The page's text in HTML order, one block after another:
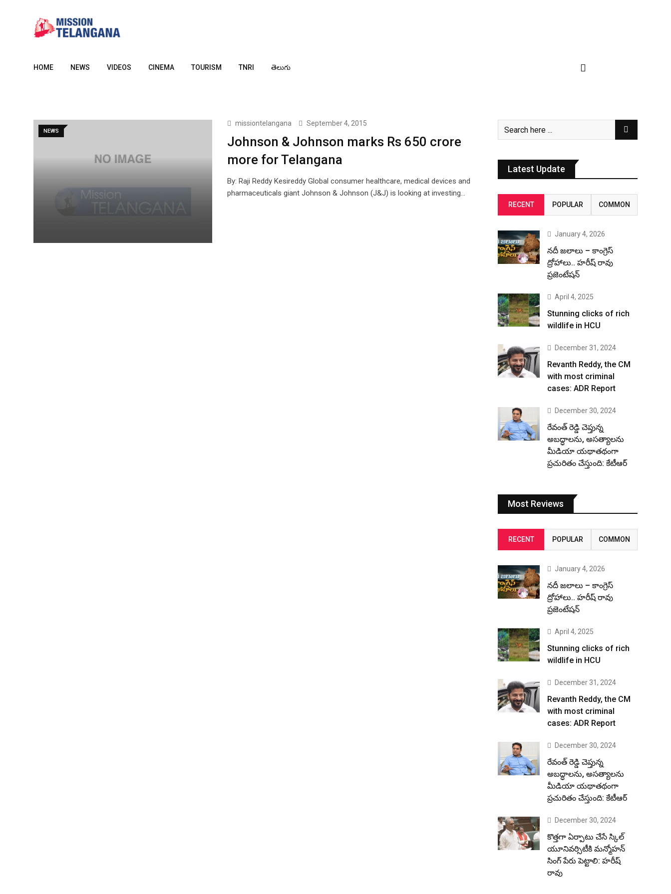
HOME NEWS VIDEOS CINEMA TOURISM TNRI తెలుగు
NEWS
missiontelangana September 4, 2015
Johnson & Johnson marks Rs 650 crore
more for Telangana
By: Raji Reddy Kesireddy Global consumer healthcare, medical devices and
pharmaceuticals giant Johnson & Johnson (J&J) is looking at investing…
Latest Update
RECENT POPULAR COMMON
January 4, 2026
నదీ జలాలు – కాంగ్రెస్
ద్రోహాలు.. హరీష్ రావు
ప్రజెంటేషన్
April 4, 2025
Stunning clicks of rich
wildlife in HCU
December 31, 2024
Revanth Reddy, the CM
with most criminal
cases: ADR Report
December 30, 2024
రేవంత్ రెడ్డి చెప్తున్న
అబద్ధాలను, అసత్యాలను
మీడియా యథాతథంగా
ప్రచురితం చేస్తుంది: కేటీఆర్
Most Reviews
RECENT POPULAR COMMON
January 4, 2026
నదీ జలాలు – కాంగ్రెస్
ద్రోహాలు.. హరీష్ రావు
ప్రజెంటేషన్
April 4, 2025
Stunning clicks of rich
wildlife in HCU
December 31, 2024
Revanth Reddy, the CM
with most criminal
cases: ADR Report
December 30, 2024
రేవంత్ రెడ్డి చెప్తున్న
అబద్ధాలను, అసత్యాలను
మీడియా యథాతథంగా
ప్రచురితం చేస్తుంది: కేటీఆర్
December 30, 2024
కొత్తగా ఏర్పాటు చేసే స్కిల్
యూనివర్సిటీకి మన్మోహన్
సింగ్ పేరు పెట్టాలి: హరీష్
రావు